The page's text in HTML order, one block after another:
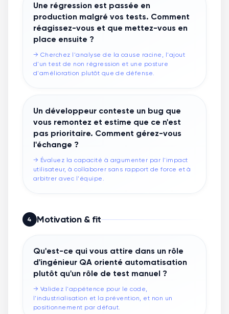
Une régression est passée en
production malgré vos tests. Comment
réagissez-vous et que mettez-vous en
place ensuite ?
→ Cherchez l'analyse de la cause racine, l'ajout
d'un test de non régression et une posture
d'amélioration plutôt que de défense.
Un développeur conteste un bug que
vous remontez et estime que ce n'est
pas prioritaire. Comment gérez-vous
l'échange ?
→ Évaluez la capacité à argumenter par l'impact
utilisateur, à collaborer sans rapport de force et à
arbitrer avec l'équipe.
4 Motivation & fit
Qu'est-ce qui vous attire dans un rôle
d'ingénieur QA orienté automatisation
plutôt qu'un rôle de test manuel ?
→ Validez l'appétence pour le code,
l'industrialisation et la prévention, et non un
positionnement par défaut.